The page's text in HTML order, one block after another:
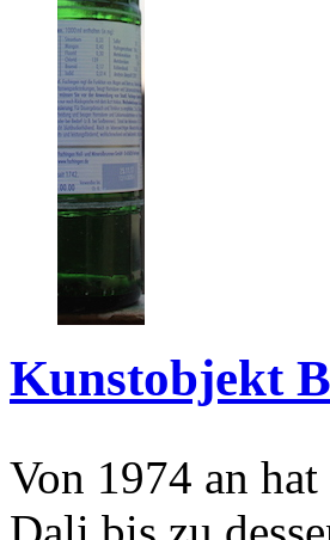
Kunstobjekt
Von 1974 an